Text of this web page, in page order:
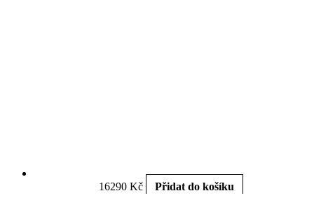
16290 Kč Přidat do košíku